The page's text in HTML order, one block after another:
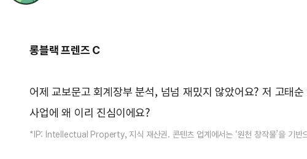
롱블랙 프렌즈 C
어제 교보문고 회계장부 분석, 넘넘 재밌지 않았어요? 저 고태
사업에 왜 이리 진심이에요?
*IP: Intellectual Property, 지식 재산권. 콘텐츠 업계에서는 ‘원천 창작물’을 기반